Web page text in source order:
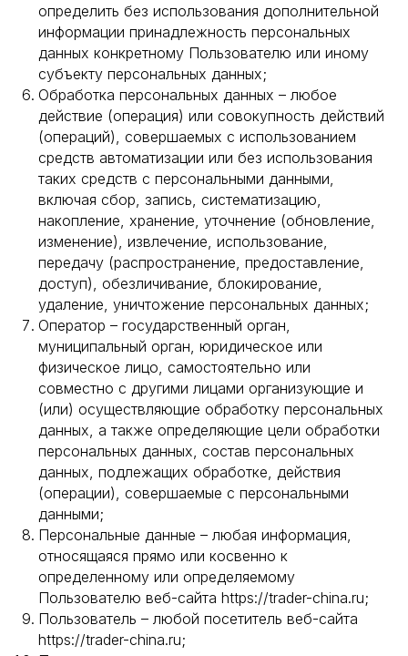
определить без использования дополнительной
информации принадлежность персональных
данных конкретному Пользователю или иному
субъекту персональных данных;
Обработка персональных данных – любое
действие (операция) или совокупность действий
(операций), совершаемых с использованием
средств автоматизации или без использования
таких средств с персональными данными,
включая сбор, запись, систематизацию,
накопление, хранение, уточнение (обновление,
изменение), извлечение, использование,
передачу (распространение, предоставление,
доступ), обезличивание, блокирование,
удаление, уничтожение персональных данных;
Оператор – государственный орган,
муниципальный орган, юридическое или
физическое лицо, самостоятельно или
совместно с другими лицами организующие и
(или) осуществляющие обработку персональных
данных, а также определяющие цели обработки
персональных данных, состав персональных
данных, подлежащих обработке, действия
(операции), совершаемые с персональными
данными;
Персональные данные – любая информация,
относящаяся прямо или косвенно к
определенному или определяемому
Пользователю веб-сайта https://trader-china.ru;
Пользователь – любой посетитель веб-сайта
https://trader-china.ru;